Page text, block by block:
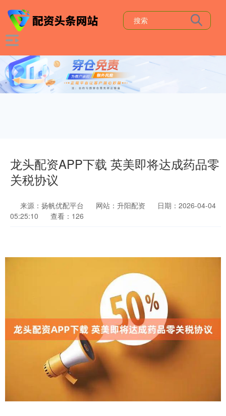
龙头配资APP下载 英美即将达成药品零
关税协议
来源：扬帆优配平台 网站：升阳配资
日期：2026-04-04
05:25:10
查看：126